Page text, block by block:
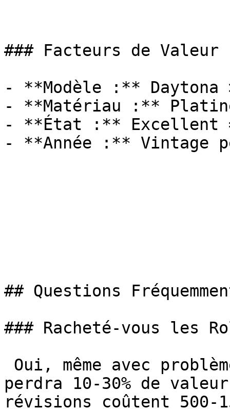
### Facteurs de Valeur
- **Modèle :** Daytona
- **Matériau :**
- **État :** Excellent
- **Année :** Vintage
## Questions
### Racheté-vous les
perdra 10-30% de
révisions coûtent 500-